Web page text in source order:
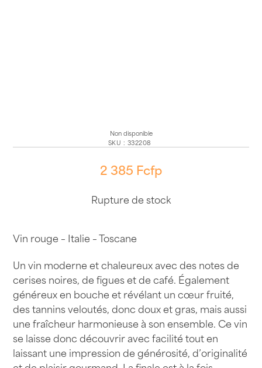
Non disponible
SKU : 332208
2 385 Fcfp
Rupture de stock
Vin rouge – Italie – Toscane
Un vin moderne et chaleureux avec des notes de
cerises noires, de figues et de café. Également
généreux en bouche et révélant un cœur fruité,
des tannins veloutés, donc doux et gras, mais aussi
une fraîcheur harmonieuse à son ensemble. Ce vin
se laisse donc découvrir avec facilité tout en
laissant une impression de générosité, d’originalité